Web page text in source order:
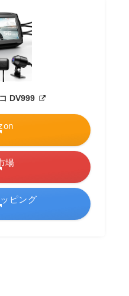
DV999
場
ピング